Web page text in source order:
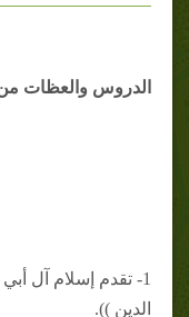
الدروس والعظات
1- تقدم إسلام آل
الدين )).